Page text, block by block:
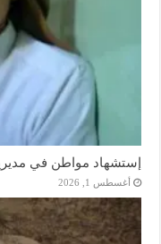
إستشهاد مواطن في
أغسطس 1, 2026